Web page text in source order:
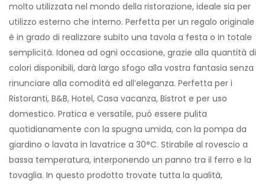
molto utilizzata nel mondo della ristorazione, ideale sia per
utilizzo esterno che interno. Perfetta per un regalo originale
è in grado di realizzare subito una tavola a festa o in totale
semplicità. Idonea ad ogni occasione, grazie alla quantità di
colori disponibili, darà largo sfogo alla vostra fantasia senza
rinunciare alla comodità ed all’eleganza. Perfetta per i
Ristoranti, B&B, Hotel, Casa vacanza, Bistrot e per uso
domestico. Pratica e versatile, può essere pulita
quotidianamente con la spugna umida, con la pompa da
giardino o lavata in lavatrice a 30°C. Stirabile al rovescio a
bassa temperatura, interponendo un panno tra il ferro e la
tovaglia. In questo prodotto trovate tutta la qualità,